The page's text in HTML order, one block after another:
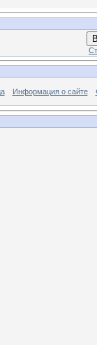
Информация о сайте